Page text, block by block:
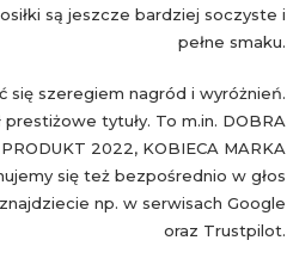
są jeszcze bardziej soczyste i
pełne smaku.
się szeregiem nagród i wyróżnień.
prestiżowe tytuły. To m.in. DOBRA
2022, KOBIECA MARKA
się też bezpośrednio w głos
np. w serwisach Google
oraz Trustpilot.